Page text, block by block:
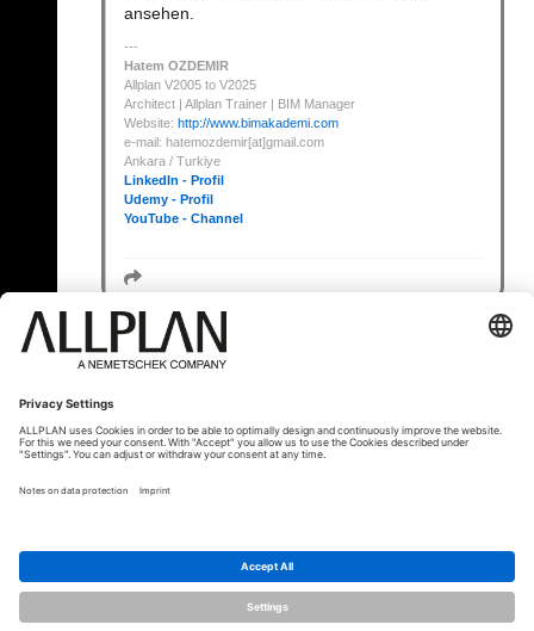
ansehen.
Hatem OZDEMIR
Allplan V2005 to V2025
Architect | Allplan Trainer | BIM Manager
Website: http://www.bimakademi.com
e-mail: hatemozdemir[at]gmail.com
Ankara / Turkiye
LinkedIn - Profil
Udemy - Profil
YouTube - Channel
« Zurück
© ALLPLAN Schweiz AG ALLPLAN ist Teil derNemetschek Group